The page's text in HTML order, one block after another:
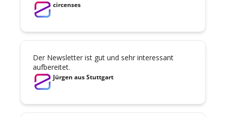
circenses
Der Newsletter ist gut und sehr interessant
aufbereitet.
Jürgen aus Stuttgart